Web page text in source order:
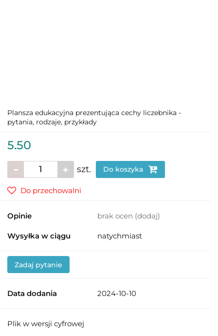
Plansza edukacyjna prezentująca cechy liczebnika -
pytania, rodzaje, przykłady
5.50
szt. Do koszyka
Do przechowalni
Opinie brak ocen (dodaj)
Wysyłka w ciągu natychmiast
Zadaj pytanie
Data dodania 2024-10-10
Plik w wersji cyfrowej